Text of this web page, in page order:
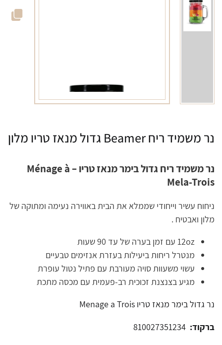
נר משמיד ריח Beamer גדול מנאז טריו מלון
נר משמיד ריח גדול בימר מנאז טריו – Ménage à
Mela-Trois
ניחוח עשיר וייחודי שממלא את הבית באווירה נעימה ומתוקה של
מלון ואבטיח .
12oz עם זמן בערה של עד 90 שעות
מנטרל ריחות ביעילות בעזרת אנזימים טבעיים
עשוי משעוות סויה מעורבת עם פתיל נטול עופרת
מגיע בצנצנת זכוכית רב-פעמית עם מכסה מתכת
נר גדול בימר מנאז טריו Menage a Trois
ברקוד: